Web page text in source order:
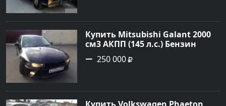
Авторынок23
Купить Mitsubishi Galant 2000
см3 АКПП (145 л.с.) Бензин
инжектор в Краснодар: цвет
черный Седан 2000 года по
Авторынок23
250 000